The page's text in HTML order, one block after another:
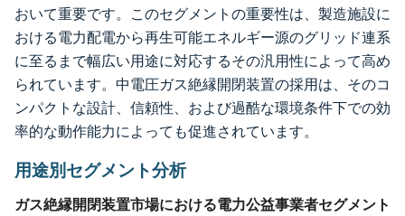
おいて重要です。このセグメントの重要性は、製造施設に
おける電力配電から再生可能エネルギー源のグリッド連系
に至るまで幅広い用途に対応するその汎用性によって高め
られています。中電圧ガス絶縁開閉装置の採用は、そのコ
ンパクトな設計、信頼性、および過酷な環境条件下での効
率的な動作能力によっても促進されています。
用途別セグメント分析
ガス絶縁開閉装置市場における電力公益事業者セグメント